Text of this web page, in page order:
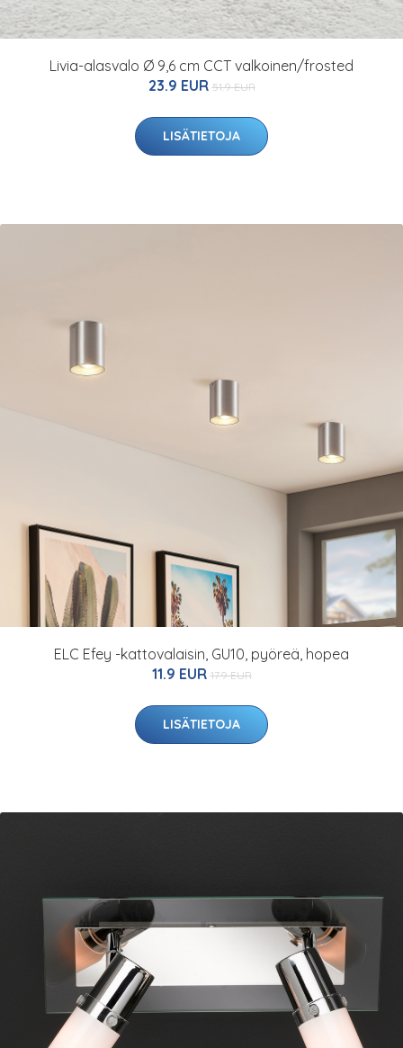
Livia-alasvalo Ø 9,6 cm CCT valkoinen/frosted
23.9 EUR 51.9 EUR
LISÄTIETOJA
ELC Efey -kattovalaisin, GU10, pyöreä, hopea
11.9 EUR 17.9 EUR
LISÄTIETOJA